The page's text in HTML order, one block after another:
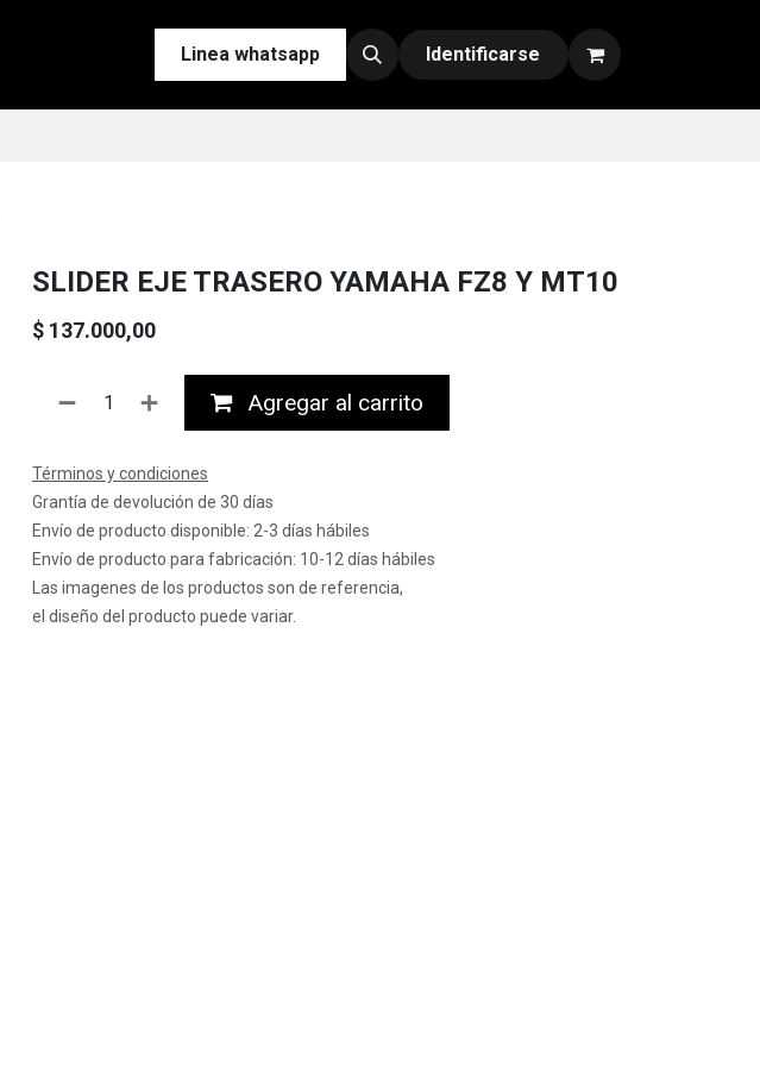
Esenciales Contáctenos Nuestras Redes y Canales de Venta
Linea whatsapp Identificarse
SLIDER EJE TRASERO YAMAHA FZ8 Y MT10
$ 137.000,00
Agregar al carrito
Términos y condiciones
Grantía de devolución de 30 días
Envío de producto disponible: 2-3 días hábiles
Envío de producto para fabricación: 10-12 días hábiles
Las imagenes de los productos son de referencia,
el diseño del producto puede variar.